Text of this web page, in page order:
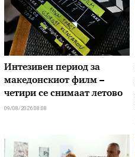
Интезивен период за
македонскиот филм –
четири се снимаат летово
09/08/2026 08:08